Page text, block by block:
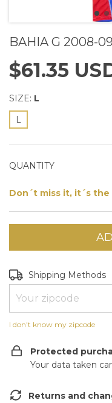
BAHIA G 2008-09
$61.35
SIZE: L
L
QUANTITY
Don´t miss it, it´s
Shipping for zipcode:
Shipping Methods
I don't know my zipcode
Protected
Your data taken
Returns and